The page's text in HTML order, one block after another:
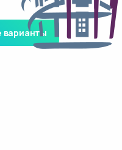
варианты